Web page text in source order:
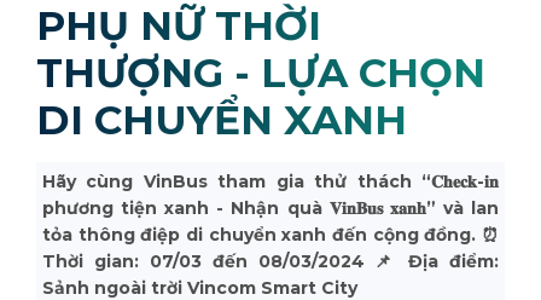
PHỤ NỮ THỜI
THƯỢNG - LỰA CHỌN
DI CHUYỂN XANH
Hãy cùng VinBus tham gia thử thách “𝐂𝐡𝐞𝐜𝐤-𝐢𝐧
phương tiện xanh - Nhận quà 𝐕𝐢𝐧𝐁𝐮𝐬 𝐱𝐚𝐧𝐡” và lan
tỏa thông điệp di chuyển xanh đến cộng đồng. ⏰
Thời gian: 07/03 đến 08/03/2024 📌 Địa điểm:
Sảnh ngoài trời Vincom Smart City